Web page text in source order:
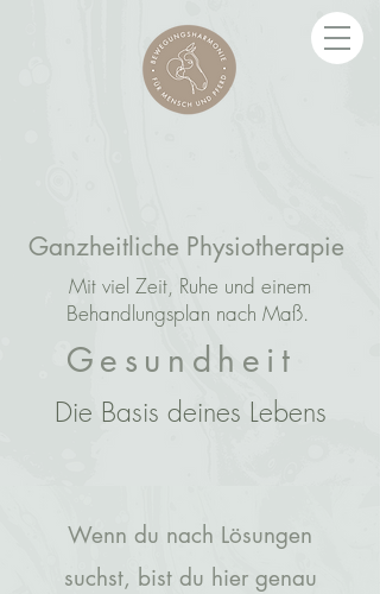
Ganzheitliche Physiotherapie
Mit viel Zeit, Ruhe und einem
Behandlungsplan nach Maß.
Gesundheit
Die Basis deines Lebens
Wenn du nach Lösungen
suchst, bist du hier genau